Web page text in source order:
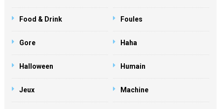
Food & Drink Foules
Gore Haha
Halloween Humain
Jeux Machine